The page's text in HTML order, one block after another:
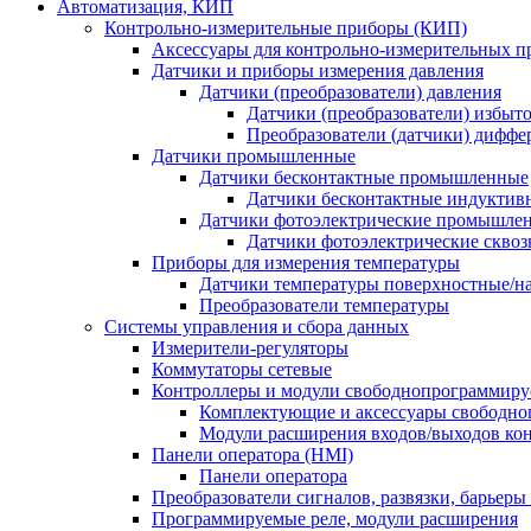
Автоматизация, КИП
Контрольно-измерительные приборы (КИП)
Аксессуары для контрольно-измерительных
Датчики и приборы измерения давления
Датчики (преобразователи) давления
Датчики (преобразователи)
Преобразователи (датчики)
Датчики промышленные
Датчики бесконтактные промышленные
Датчики бесконтактные
Датчики фотоэлектрические
Датчики фотоэлектрические
Приборы для измерения температуры
Датчики температуры поверхностные/
Преобразователи температуры
Системы управления и сбора данных
Измерители-регуляторы
Коммутаторы сетевые
Контроллеры и модули
Комплектующие и аксессуары
Модули расширения входов/выходов
Панели оператора (HMI)
Панели оператора
Преобразователи сигналов, развязки,
Программируемые реле, модули расширения